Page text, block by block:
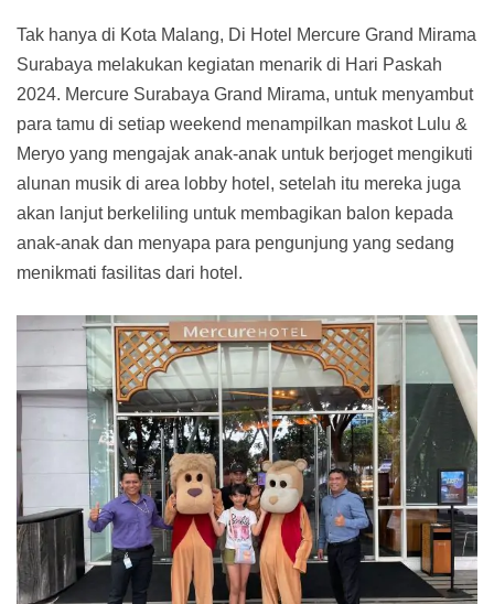
Tak hanya di Kota Malang, Di Hotel Mercure Grand Mirama
Surabaya melakukan kegiatan menarik di Hari Paskah
2024. Mercure Surabaya Grand Mirama, untuk menyambut
para tamu di setiap weekend menampilkan maskot Lulu &
Meryo yang mengajak anak-anak untuk berjoget mengikuti
alunan musik di area lobby hotel, setelah itu mereka juga
akan lanjut berkeliling untuk membagikan balon kepada
anak-anak dan menyapa para pengunjung yang sedang
menikmati fasilitas dari hotel.